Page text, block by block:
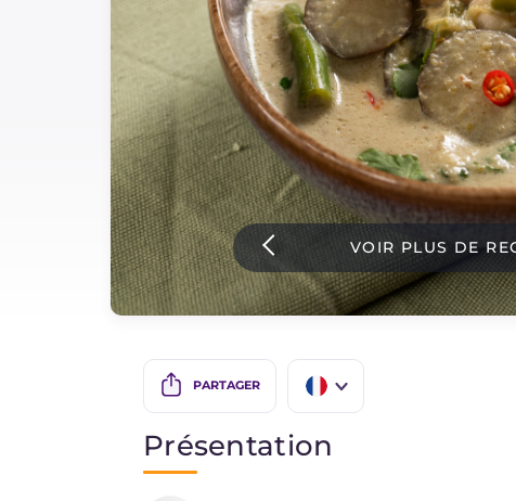
Dernieres recettes
IT Website
Instagram
YouTube
VOIR PLUS DE
PARTAGER
Présentation